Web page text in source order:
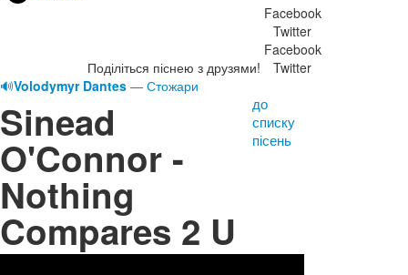
Поділіться піснею з друзями!
Facebook
Twitter
Facebook
Twitter
🔊Volodymyr Dantes — Стожари
Sinead
O'Connor -
Nothing
Compares 2 U
до
списку
пісень